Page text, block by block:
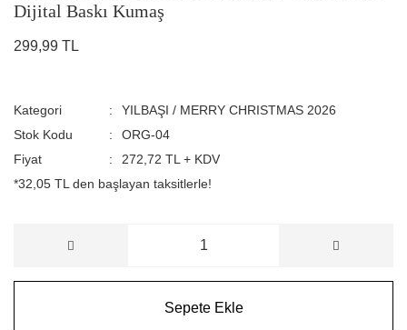
Dijital Baskı Kumaş
299,99 TL
Kategori
YILBAŞI / MERRY CHRISTMAS 2026
Stok Kodu
ORG-04
Fiyat
272,72 TL + KDV
*32,05 TL den başlayan taksitlerle!
Sepete Ekle